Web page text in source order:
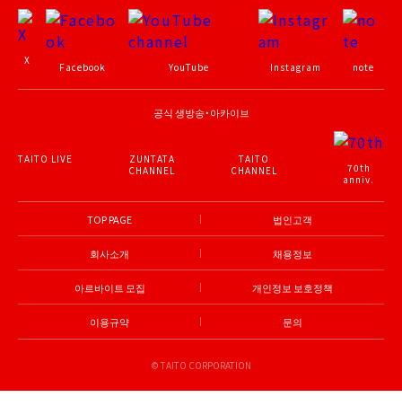
X
Facebook YouTube Instagram note
공식 생방송・아카이브
TAITO LIVE
ZUNTATA
CHANNEL
TAITO
CHANNEL
70th
anniv.
TOP PAGE 법인고객
회사소개 채용정보
아르바이트 모집 개인정보 보호정책
이용규약 문의
© TAITO CORPORATION